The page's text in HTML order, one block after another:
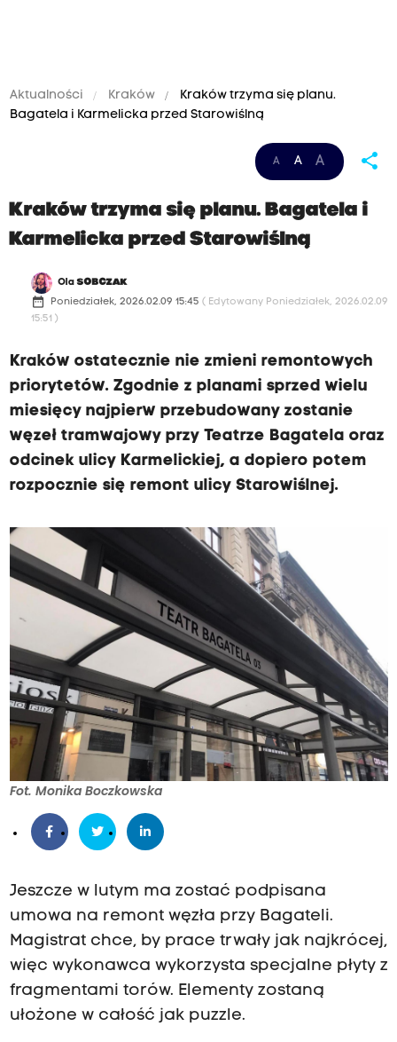
Aktualności Kraków
Kraków trzyma się planu.
Bagatela i Karmelicka przed Starowiślną
A A A share
Kraków trzyma się planu. Bagatela i
Karmelicka przed Starowiślną
OlaSOBCZAK
date_range Poniedziałek, 2026.02.09 15:45 ( Edytowany Poniedziałek, 2026.02.09
15:51 )
Kraków ostatecznie nie zmieni remontowych
priorytetów. Zgodnie z planami sprzed wielu
miesięcy najpierw przebudowany zostanie
węzeł tramwajowy przy Teatrze Bagatela oraz
odcinek ulicy Karmelickiej, a dopiero potem
rozpocznie się remont ulicy Starowiślnej.
Fot. Monika Boczkowska
Jeszcze w lutym ma zostać podpisana
umowa na remont węzła przy Bagateli.
Magistrat chce, by prace trwały jak najkrócej,
więc wykonawca wykorzysta specjalne płyty z
fragmentami torów. Elementy zostaną
ułożone w całość jak puzzle.